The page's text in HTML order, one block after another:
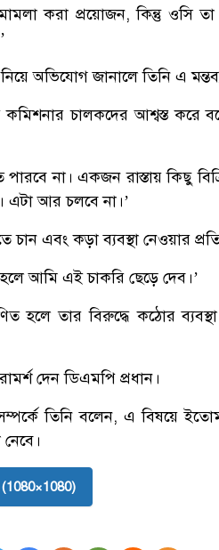
করা প্রয়োজন, কিন্তু ওসি
নিয়ে অভিযোগ জানালে তিনি এ
কমিশনার চালকদের আশ্বস্ত করে
না। একজন রাস্তায় কিছু
এটা আর চলবে না।’
এবং কড়া ব্যবস্থা নেওয়ার
আমি এই চাকরি ছেড়ে দেব।’
হলে তার বিরুদ্ধে কঠোর
দেন ডিএমপি প্রধান।
তিনি বলেন, এ বিষয়ে